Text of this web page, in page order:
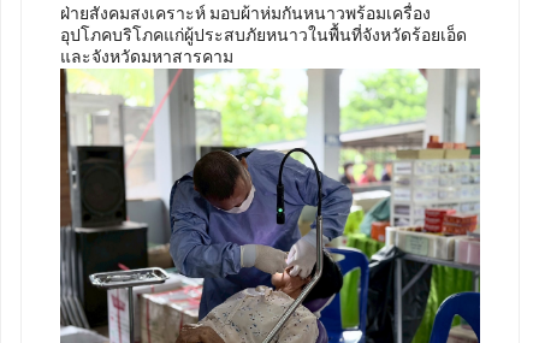
ฝ่ายสังคมสงเคราะห์ มอบผ้าห่มกันหนาวพร้อมเครื่อง
อุปโภคบริโภคแก่ผู้ประสบภัยหนาวในพื้นที่จังหวัดร้อยเอ็ด
และจังหวัดมหาสารคาม